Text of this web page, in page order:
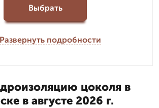
Выбрать
Развернуть подробности
цоколя в
в августе 2026 г.